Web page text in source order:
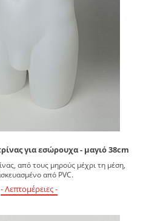
για εσώρουχα - μαγιό 38cm
από τους μηρούς μέχρι τη μέση,
από PVC.
- Λεπτομέρειες -